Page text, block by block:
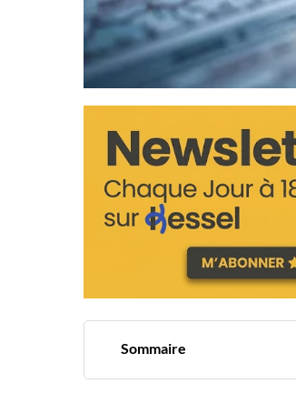
Sommaire